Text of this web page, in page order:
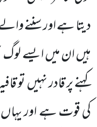
دیتا ہے اور سننے
ہیں ان میں ایسے لوگ
کہنے پر قادر نہیں تو
کی قوت ہے اور یہاں